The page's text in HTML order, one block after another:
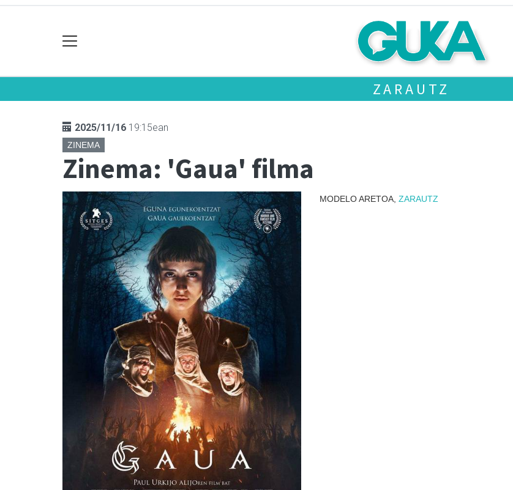
ZARAUTZ
2025/11/16 19:15ean
ZINEMA
Zinema: 'Gaua' filma
MODELO ARETOA, ZARAUTZ